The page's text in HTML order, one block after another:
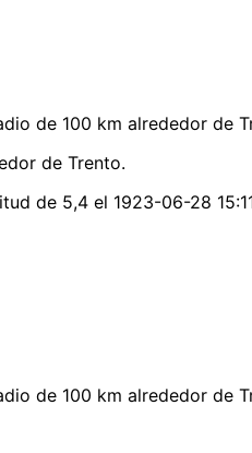
de 100 km alrededor de
de Trento.
de 5,4 el 1923-06-28
de 100 km alrededor de